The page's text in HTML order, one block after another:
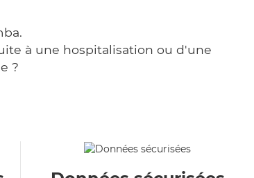
à une hospitalisation ou d'une
?